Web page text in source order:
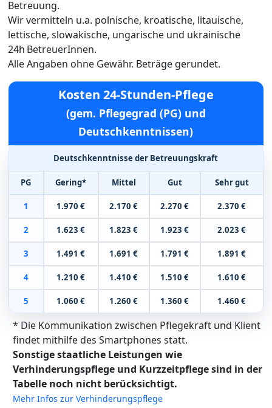
Betreuung.
Wir vermitteln u.a. polnische, kroatische, litauische,
lettische, slowakische, ungarische und ukrainische
24h BetreuerInnen.
Alle Angaben ohne Gewähr. Beträge gerundet.
Kosten 24-Stunden-Pflege
(gem. Pflegegrad (PG) und
Deutschkenntnissen)
Deutschkenntnisse der Betreuungskraft
PG Gering* Mittel Gut Sehr gut
1 1.970 € 2.170 € 2.270 € 2.370 €
2 1.623 € 1.823 € 1.923 € 2.023 €
3 1.491 € 1.691 € 1.791 € 1.891 €
4 1.210 € 1.410 € 1.510 € 1.610 €
5 1.060 € 1.260 € 1.360 € 1.460 €
* Die Kommunikation zwischen Pflegekraft und Klient
findet mithilfe des Smartphones statt.
Sonstige staatliche Leistungen wie
Verhinderungspflege und Kurzzeitpflege sind in der
Tabelle noch nicht berücksichtigt.
Mehr Infos zur Verhinderungspflege